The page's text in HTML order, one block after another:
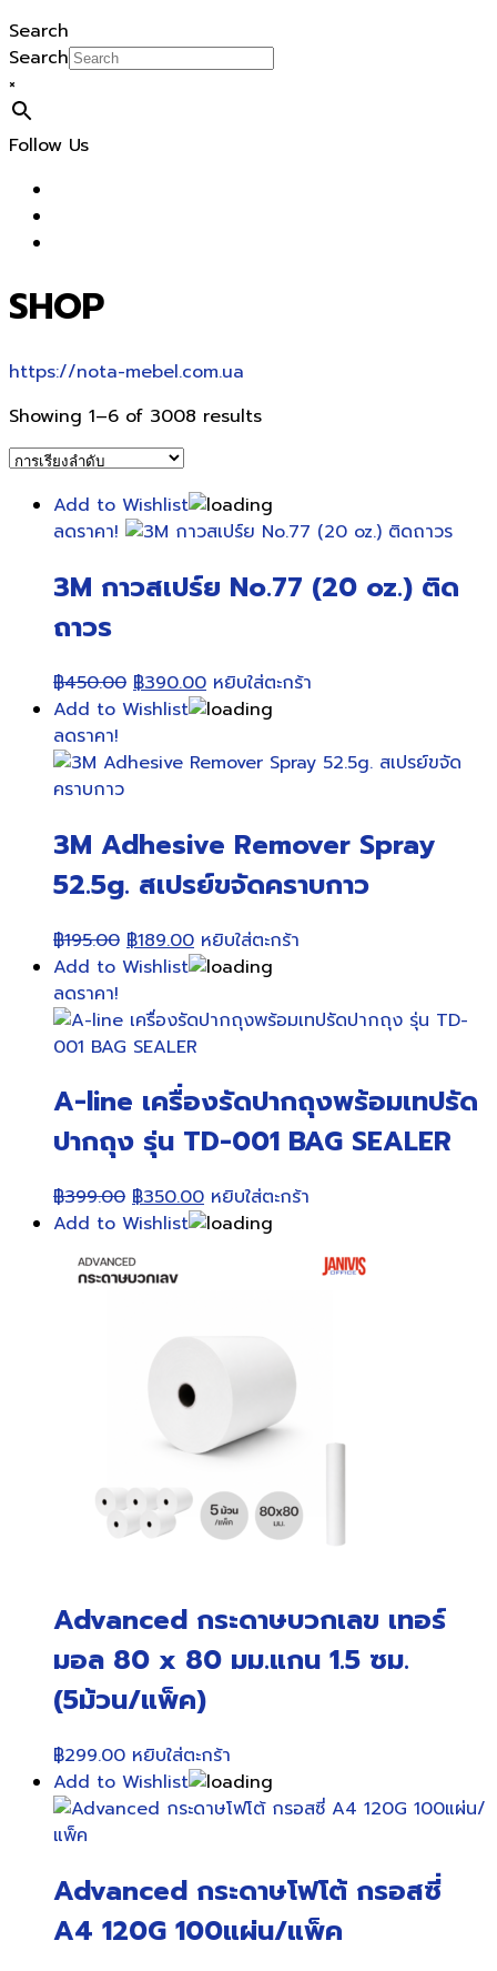
Search
Search
×
Follow Us
SHOP
https://nota-mebel.com.ua
Showing 1–6 of 3008 results
Add to Wishlist
ลดราคา!
3M กาวสเปร์ย No.77 (20 oz.) ติด
ถาวร
฿450.00 Original
price
฿450.00.
฿390.00Current
price
฿390.00.
หยิบใส่ตะกร้า
Add to Wishlist
ลดราคา!
3M​ Adhesive Remover Spray
52.5g. สเปรย์ขจัดคราบกาว
฿195.00 Original
price
฿195.00.
฿189.00Current
price
฿189.00.
หยิบใส่ตะกร้า
Add to Wishlist
ลดราคา!
A-line เครื่องรัดปากถุงพร้อมเทปรัด
ปากถุง รุ่น TD-001 BAG SEALER
฿399.00 Original
price
฿399.00.
฿350.00Current
price
หยิบใส่ตะกร้า
Add to Wishlist
Advanced กระดาษบวกเลข เทอร์
มอล 80 x 80 มม.แกน 1.5 ซม.
(5ม้วน/แพ็ค)
฿299.00 หยิบใส่ตะกร้า
Add to Wishlist
Advanced กระดาษโฟโต้ กรอสซี่
A4 120G 100แผ่น/แพ็ค